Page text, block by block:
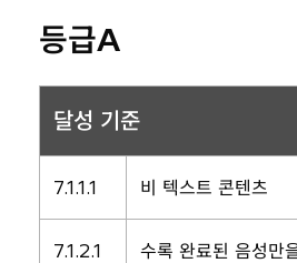
등급A
달성 기준
7.1.1.1 비 텍스트 콘텐츠
7.1.2.1
수록 완료된 음성만